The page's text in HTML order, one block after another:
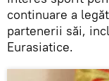
continuare a
partenerii săi,
Eurasiatice.